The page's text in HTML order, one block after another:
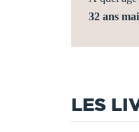
32 ans
LES